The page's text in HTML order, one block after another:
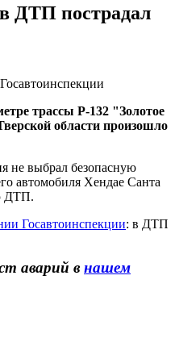
ДТП пострадал
трассы Р-132 "Золотое
области произошло
не выбрал безопасную
автомобиля Хендае Санта
ДТП.
Госавтоинспекции: в ДТП
аварий в нашем